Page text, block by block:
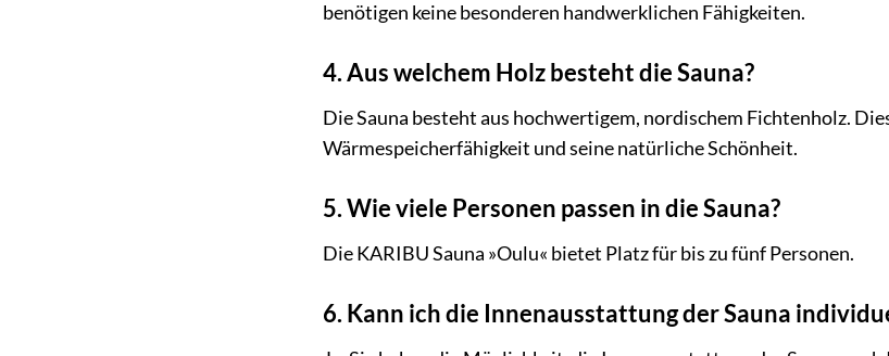
benötigen keine besonderen handwerklichen Fähigkeiten.
4. Aus welchem Holz besteht die Sauna?
Die Sauna besteht aus hochwertigem, nordischem Fichtenholz.
Wärmespeicherfähigkeit und seine natürliche Schönheit.
5. Wie viele Personen passen in die Sauna?
Die KARIBU Sauna »Oulu« bietet Platz für bis zu fünf Personen.
6. Kann ich die Innenausstattung der Sauna